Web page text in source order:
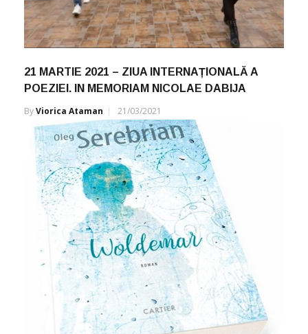
21 MARTIE 2021 – ZIUA INTERNAȚIONALĂ A
POEZIEI. IN MEMORIAM NICOLAE DABIJA
ByViorica Ataman 21/03/2021